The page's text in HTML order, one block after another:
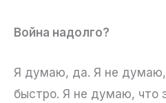
Война надолго?
Я думаю, да. Я не думаю,
быстро. Я не думаю, что